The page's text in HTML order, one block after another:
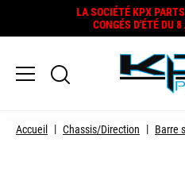
LA SOCIÉTÉ KPX
CONGÉS D'ÉTÉ DU
Accueil Chassis/Direction Barre